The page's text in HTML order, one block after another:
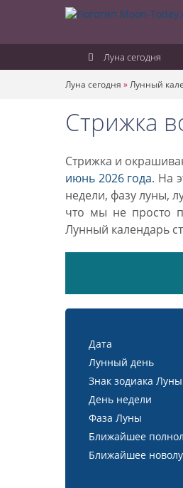
Луна сегодня
Луна сегодня »Лунный
Стрижка
Стрижка и
июнь 2026 года. На
недели, фазу луны,
что мы не просто
Лунный календарь
Дата
Лунный день
Знак зодиака Луны
День недели
Фаза Луны
Ближайшее
Ближайшее